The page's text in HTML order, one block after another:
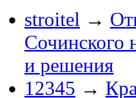
stroitel →
Сочинского
и решения
12345 →